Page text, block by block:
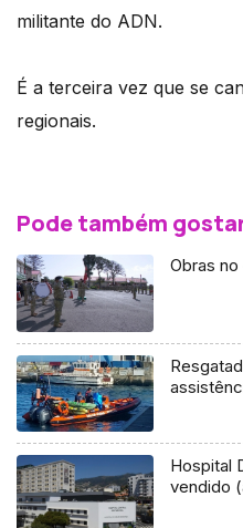
militante do ADN.
É a terceira vez que se
regionais.
Pode também
Obras
Hospital
vendido